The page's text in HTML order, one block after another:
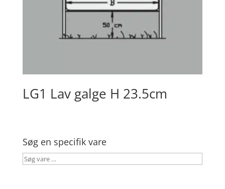
LG1 Lav galge H 23.5cm
Søg en specifik vare
Søg